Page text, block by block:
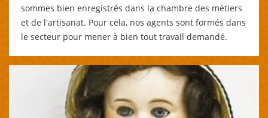
sommes bien enregistrés dans la chambre des métiers
et de l'artisanat. Pour cela, nos agents sont formés dans
le secteur pour mener à bien tout travail demandé.